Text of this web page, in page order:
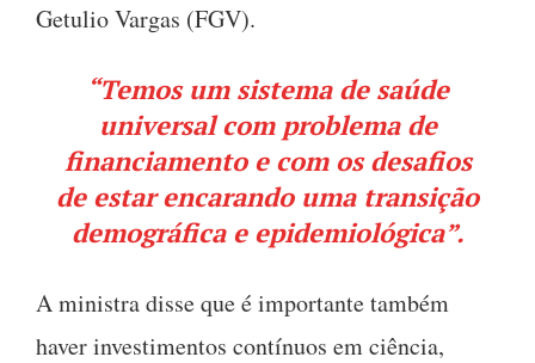
Getulio Vargas (FGV).
“Temos um sistema de saúde
universal com problema de
financiamento e com os desafios
de estar encarando uma transição
demográfica e epidemiológica”.
A ministra disse que é importante também
haver investimentos contínuos em ciência,